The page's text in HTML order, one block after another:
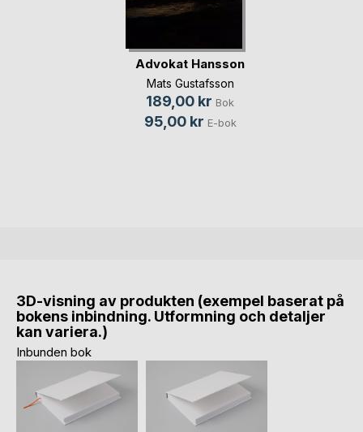
Advokat Hansson
Mats Gustafsson
189,00 kr Bok
95,00 kr E-bok
3D-visning av produkten (exempel baserat på
bokens inbindning. Utformning och detaljer
kan variera.)
Inbunden bok